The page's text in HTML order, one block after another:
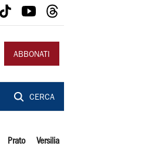
ABBONATI
CERCA
Prato Versilia